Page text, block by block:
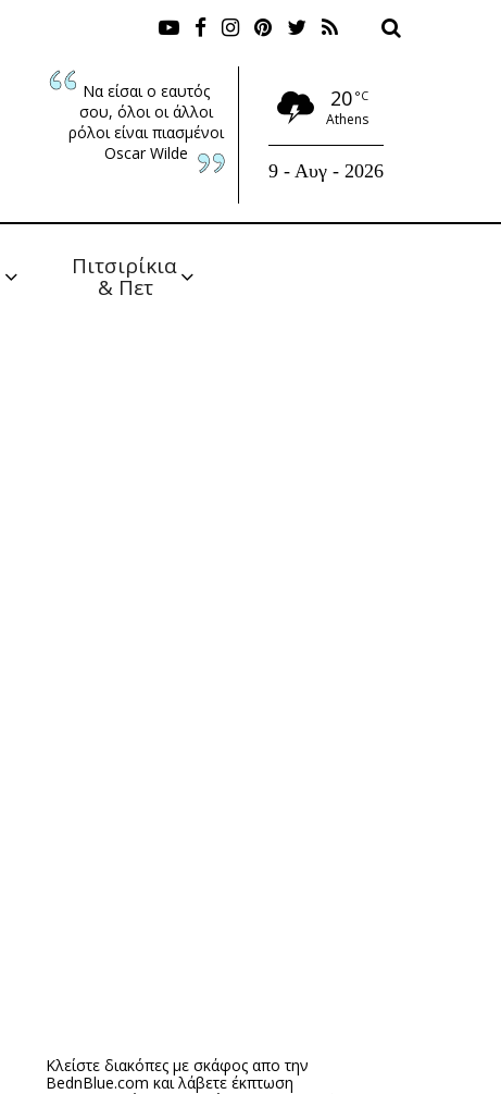
Να είσαι ο εαυτός
σου, όλοι οι άλλοι
ρόλοι είναι πιασμένοι
Oscar Wilde
20 °C
Athens
9 - Αυγ - 2026
Πιτσιρίκια
& Πετ
Κλείστε διακόπες με σκάφος απο την
BednBlue.com και λάβετε έκπτωση